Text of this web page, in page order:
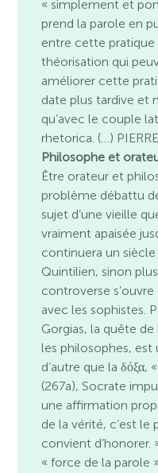
« simplement et
prend la parole en
entre cette pratique
théorisation qui
améliorer cette
date plus tardive et
qu’avec le couple
rhetorica. (…)
Philosophe et
Être orateur et
problème débattu
sujet d’une vieille
vraiment apaisée
continuera un
Quintilien, sinon
controverse
avec les sophistes.
Gorgias, la quête
les philosophes, est
d’autre que la δόξα,
(267a), Socrate
une affirmation
de la vérité, c’est le
convient d’honorer.
« force de la parole